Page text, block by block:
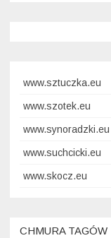
www.sztuczka.eu
www.szotek.eu
www.synoradzki.eu
www.suchcicki.eu
www.skocz.eu
CHMURA TAGÓW